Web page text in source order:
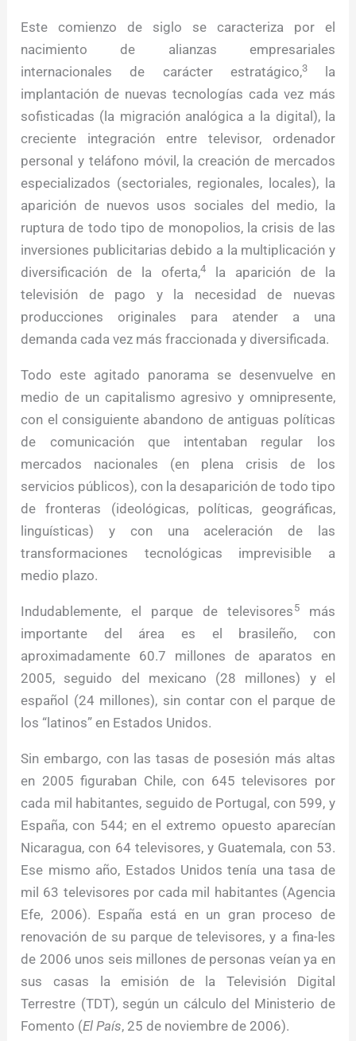
Este comienzo de siglo se caracteriza por el
nacimiento de alianzas empresariales
internacionales de carácter estratágico,3la
implantación de nuevas tecnologías cada vez más
sofisticadas (la migración analógica a la digital), la
creciente integración entre televisor, ordenador
personal y teláfono móvil, la creación de mercados
especializados (sectoriales, regionales, locales), la
aparición de nuevos usos sociales del medio, la
ruptura de todo tipo de monopolios, la crisis de las
inversiones publicitarias debido a la multiplicación y
diversificación de la oferta,4
la aparición de la
televisión de pago y la necesidad de nuevas
producciones originales para atender a una
demanda cada vez más fraccionada y diversificada.
Todo este agitado panorama se desenvuelve en
medio de un capitalismo agresivo y omnipresente,
con el consiguiente abandono de antiguas políticas
de comunicación que intentaban regular los
mercados nacionales (en plena crisis de los
servicios públicos), con la desaparición de todo tipo
de fronteras (ideológicas, políticas, geográficas,
linguísticas) y con una aceleración de las
transformaciones tecnológicas imprevisible a
medio plazo.
Indudablemente, el parque de televisores 5más
importante del área es el brasileño, con
aproximadamente 60.7 millones de aparatos en
2005, seguido del mexicano (28 millones) y el
español (24 millones), sin contar con el parque de
los “latinos” en Estados Unidos.
Sin embargo, con las tasas de posesión más altas
en 2005 figuraban Chile, con 645 televisores por
cada mil habitantes, seguido de Portugal, con 599, y
España, con 544; en el extremo opuesto aparecían
Nicaragua, con 64 televisores, y Guatemala, con 53.
Ese mismo año, Estados Unidos tenía una tasa de
mil 63 televisores por cada mil habitantes (Agencia
Efe, 2006). España está en un gran proceso de
renovación de su parque de televisores, y a fina-les
de 2006 unos seis millones de personas veían ya en
sus casas la emisión de la Televisión Digital
Terrestre (TDT), según un cálculo del Ministerio de
Fomento (El País, 25 de noviembre de 2006).